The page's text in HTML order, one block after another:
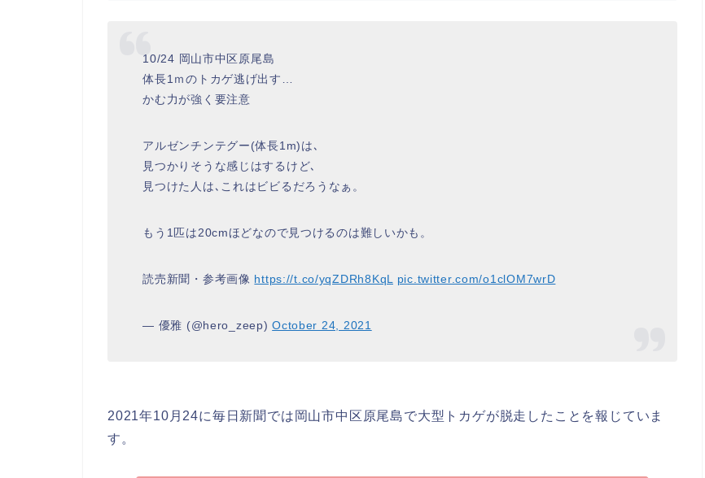
10/24 岡山市中区原尾島
体長1ｍのトカゲ逃げ出す…
かむ力が強く要注意
アルゼンチンテグー(体長1m)は､
見つかりそうな感じはするけど､
見つけた人は､これはビビるだろうなぁ。
もう1匹は20cmほどなので見つけるのは難しいかも。
読売新聞・参考画像 https://t.co/yqZDRh8KqL pic.twitter.com/o1clOM7wrD
— 優雅 (@hero_zeep)October 24, 2021
2021年10月24に毎日新聞では岡山市中区原尾島で大型トカゲが脱走したことを報じていま
す。